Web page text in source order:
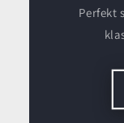
Perfekt